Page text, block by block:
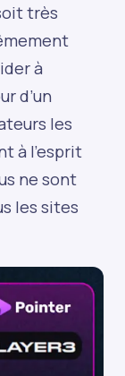
très
à
d’un
les
à l'esprit
ne sont
les sites